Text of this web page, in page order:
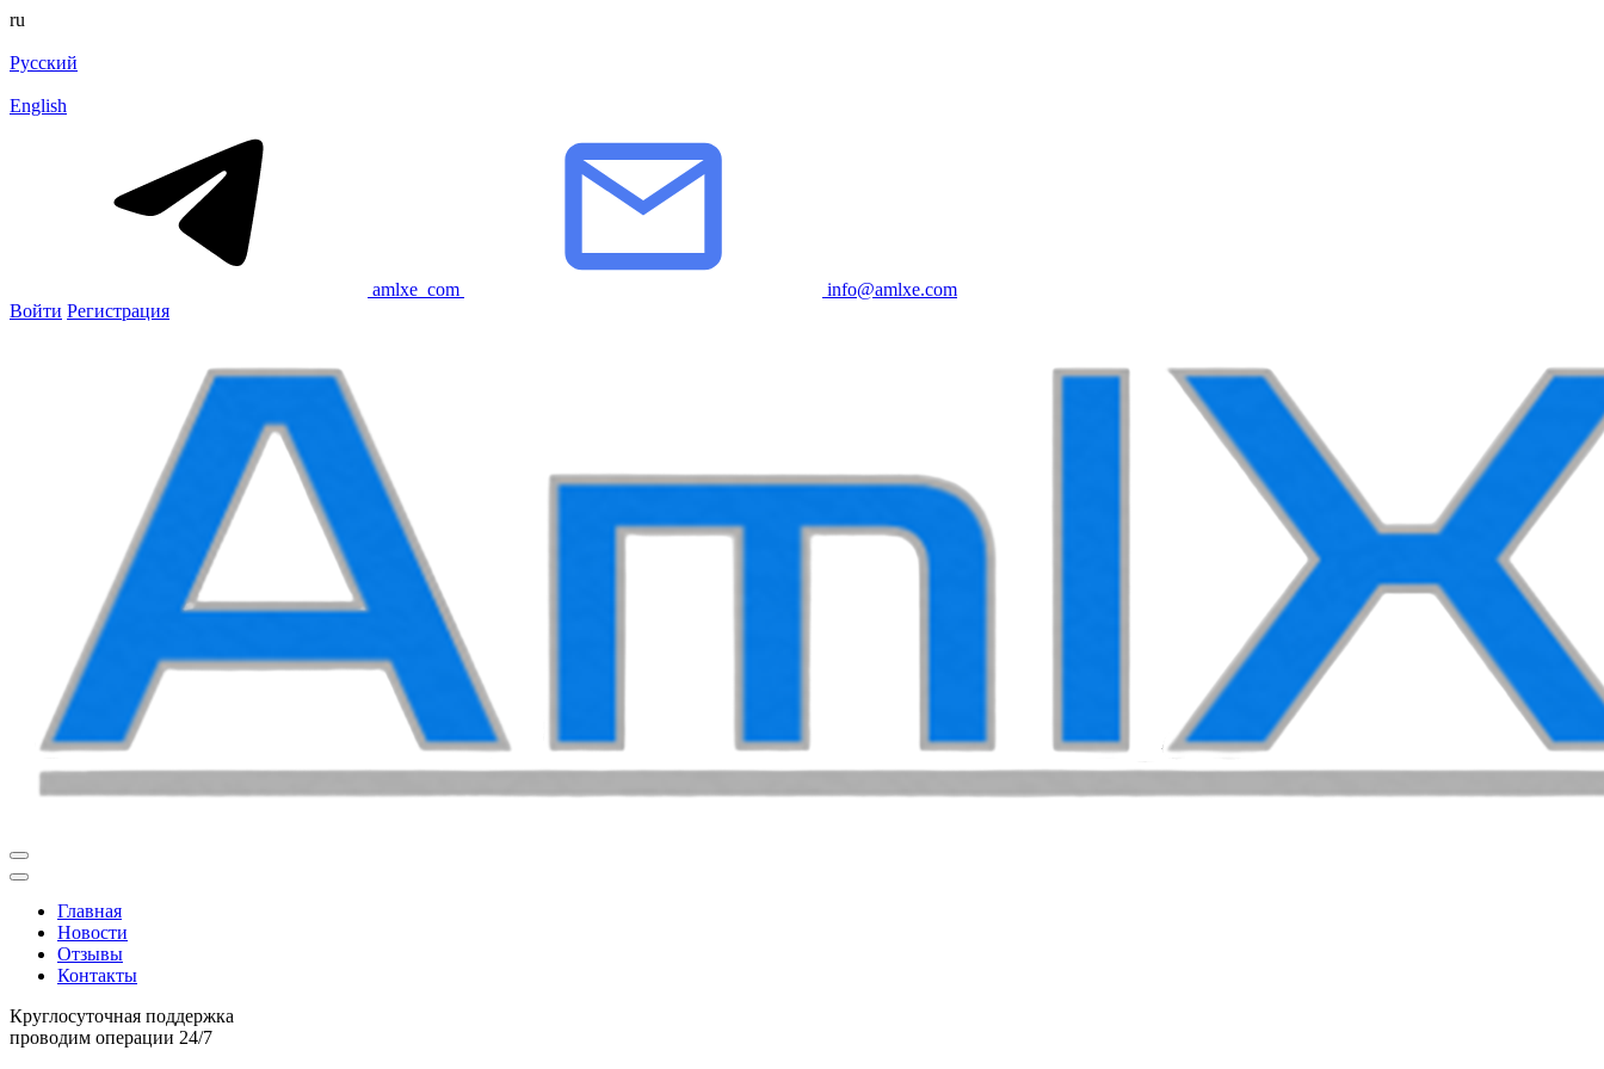
ru
Русский
English
amlxe_com
info@amlxe.com
Войти Регистрация
Главная
Новости
Отзывы
Контакты
Круглосуточная поддержка
проводим операции 24/7